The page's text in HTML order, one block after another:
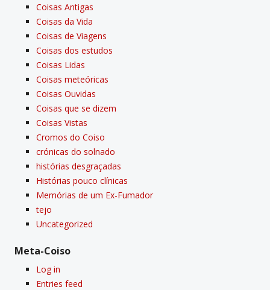
Coisas Antigas
Coisas da Vida
Coisas de Viagens
Coisas dos estudos
Coisas Lidas
Coisas meteóricas
Coisas Ouvidas
Coisas que se dizem
Coisas Vistas
Cromos do Coiso
crónicas do solnado
histórias desgraçadas
Histórias pouco clí­nicas
Memórias de um Ex-Fumador
tejo
Uncategorized
Meta-Coiso
Log in
Entries feed